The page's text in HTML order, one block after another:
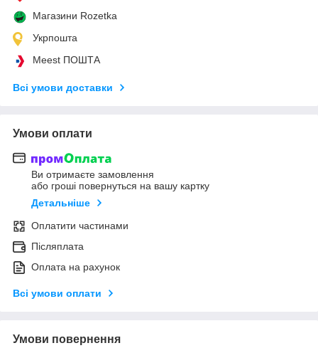
Магазини Rozetka
Укрпошта
Meest ПОШТА
Всі умови доставки
Умови оплати
Ви отримаєте замовлення
або гроші повернуться на вашу картку
Детальніше
Оплатити частинами
Післяплата
Оплата на рахунок
Всі умови оплати
Умови повернення